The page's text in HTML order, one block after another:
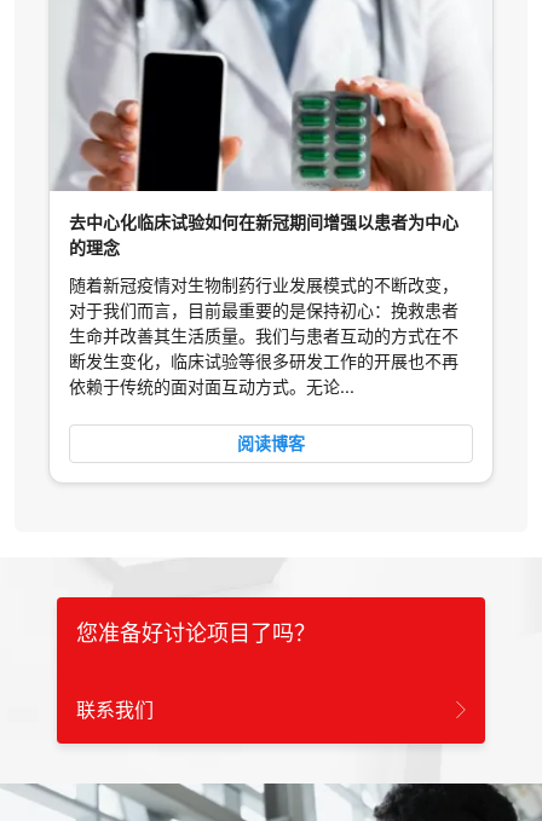
去中心化临床试验如何在新冠期间增强以患者为中心
的理念
随着新冠疫情对生物制药行业发展模式的不断改变，
对于我们而言，目前最重要的是保持初心：挽救患者
生命并改善其生活质量。我们与患者互动的方式在不
断发生变化，临床试验等很多研发工作的开展也不再
依赖于传统的面对面互动方式。无论...
阅读博客
您准备好讨论项目了吗？
联系我们